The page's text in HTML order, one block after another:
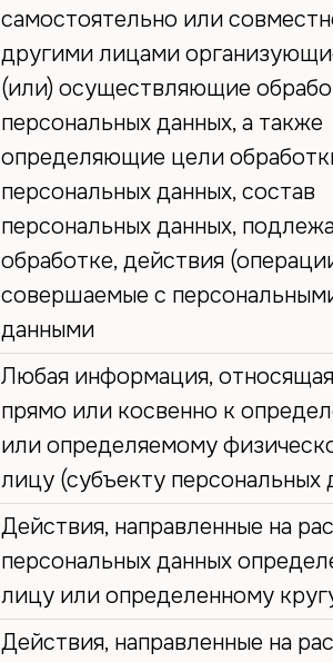
самостоятельно или
другими лицами
(или) осуществляющие
персональных данных, а также
определяющие цели
персональных данных, состав
персональных данных,
обработке, действия
совершаемые с
данными
Любая информация,
прямо или косвенно к
или определяемому
лицу (субъекту персональных
Действия, направленные на
персональных данных
лицу или определенному
Действия, направленные на